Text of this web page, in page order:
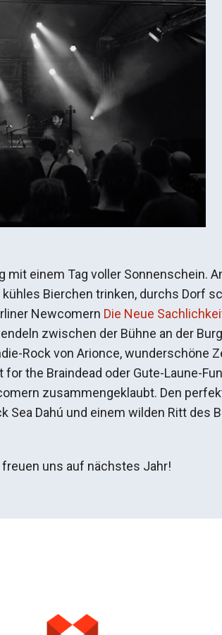
einem Tag voller Sonnenschein.
Bierchen trinken, durchs Dorf
Newcomern Die Neue
zwischen der Bühne an der
Rock von Arionce, wunderschöne
the Braindead oder Gute-Laune-
zusammengeklaubt. Den
Dahú und einem wilden Ritt des
uns auf nächstes Jahr!